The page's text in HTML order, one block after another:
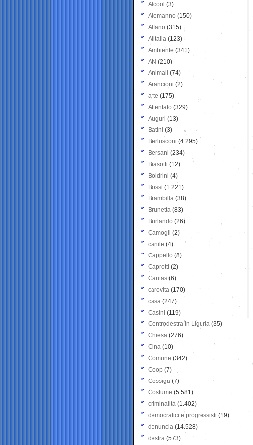
Alcool (3)
Alemanno (150)
Alfano (315)
Alitalia (123)
Ambiente (341)
AN (210)
Animali (74)
Arancioni (2)
arte (175)
Attentato (329)
Auguri (13)
Batini (3)
Berlusconi (4.295)
Bersani (234)
Biasotti (12)
Boldrini (4)
Bossi (1.221)
Brambilla (38)
Brunetta (83)
Burlando (26)
Camogli (2)
canile (4)
Cappello (8)
Caprotti (2)
Caritas (6)
carovita (170)
casa (247)
Casini (119)
Centrodestra in Liguria (35)
Chiesa (276)
Cina (10)
Comune (342)
Coop (7)
Cossiga (7)
Costume (5.581)
criminalità (1.402)
democratici e progressisti (19)
denuncia (14.528)
destra (573)